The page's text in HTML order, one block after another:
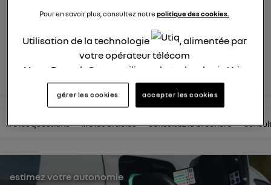
lire les questions lire les articles consultez la brochure
estimez votre autonomie
Pour en savoir plus, consultez notrepolitique des cookies.
Utilisation de la technologie
, alimentée par
votre opérateur télécom
Nous, Renault Group, utilisons la technologie Utiq
pour nos activités digitales (telles que décrites
dans cette notice de consentement) et liées à
utilisez une connexion internet fournie parun
consentez sur chaque site).
La technologie Utiq a été conçue pour la
gérer les cookies accepter les cookies